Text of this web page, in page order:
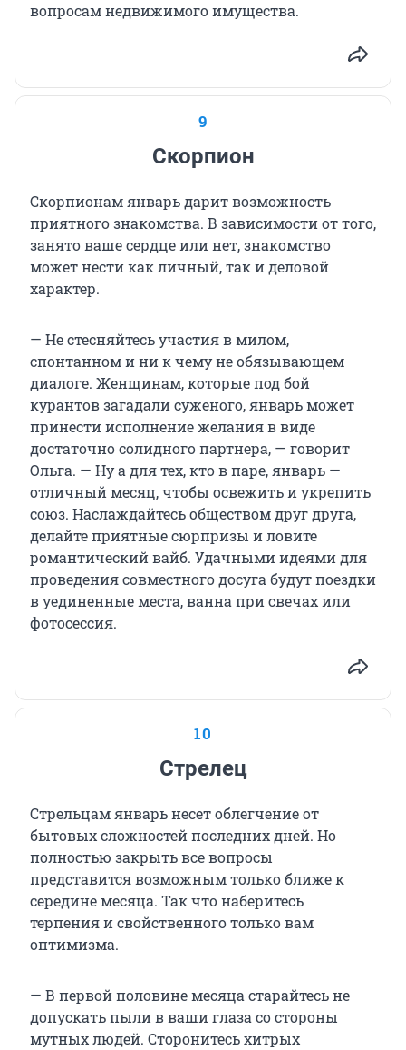
вопросам недвижимого имущества.
9
Скорпион
Скорпионам январь дарит возможность
приятного знакомства. В зависимости от того,
занято ваше сердце или нет, знакомство
может нести как личный, так и деловой
характер.
— Не стесняйтесь участия в милом,
спонтанном и ни к чему не обязывающем
диалоге. Женщинам, которые под бой
курантов загадали суженого, январь может
принести исполнение желания в виде
достаточно солидного партнера, — говорит
Ольга. — Ну а для тех, кто в паре, январь —
отличный месяц, чтобы освежить и укрепить
союз. Наслаждайтесь обществом друг друга,
делайте приятные сюрпризы и ловите
романтический вайб. Удачными идеями для
проведения совместного досуга будут поездки
в уединенные места, ванна при свечах или
фотосессия.
10
Стрелец
Стрельцам январь несет облегчение от
бытовых сложностей последних дней. Но
полностью закрыть все вопросы
представится возможным только ближе к
середине месяца. Так что наберитесь
терпения и свойственного только вам
оптимизма.
— В первой половине месяца старайтесь не
допускать пыли в ваши глаза со стороны
мутных людей. Сторонитесь хитрых